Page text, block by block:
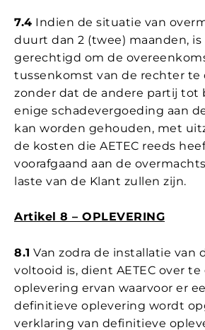
7.4 Indien de situatie van
duurt dan 2 (twee) maanden,
gerechtigd om de
tussenkomst van de rechter te
zonder dat de andere partij tot
enige schadevergoeding aan
kan worden gehouden, met
de kosten die AETEC reeds
voorafgaand aan de
laste van de Klant zullen zijn.
Artikel 8 – OPLEVERING
8.1 Van zodra de installatie van
voltooid is, dient AETEC over
oplevering ervan waarvoor er
definitieve oplevering wordt
verklaring van definitieve